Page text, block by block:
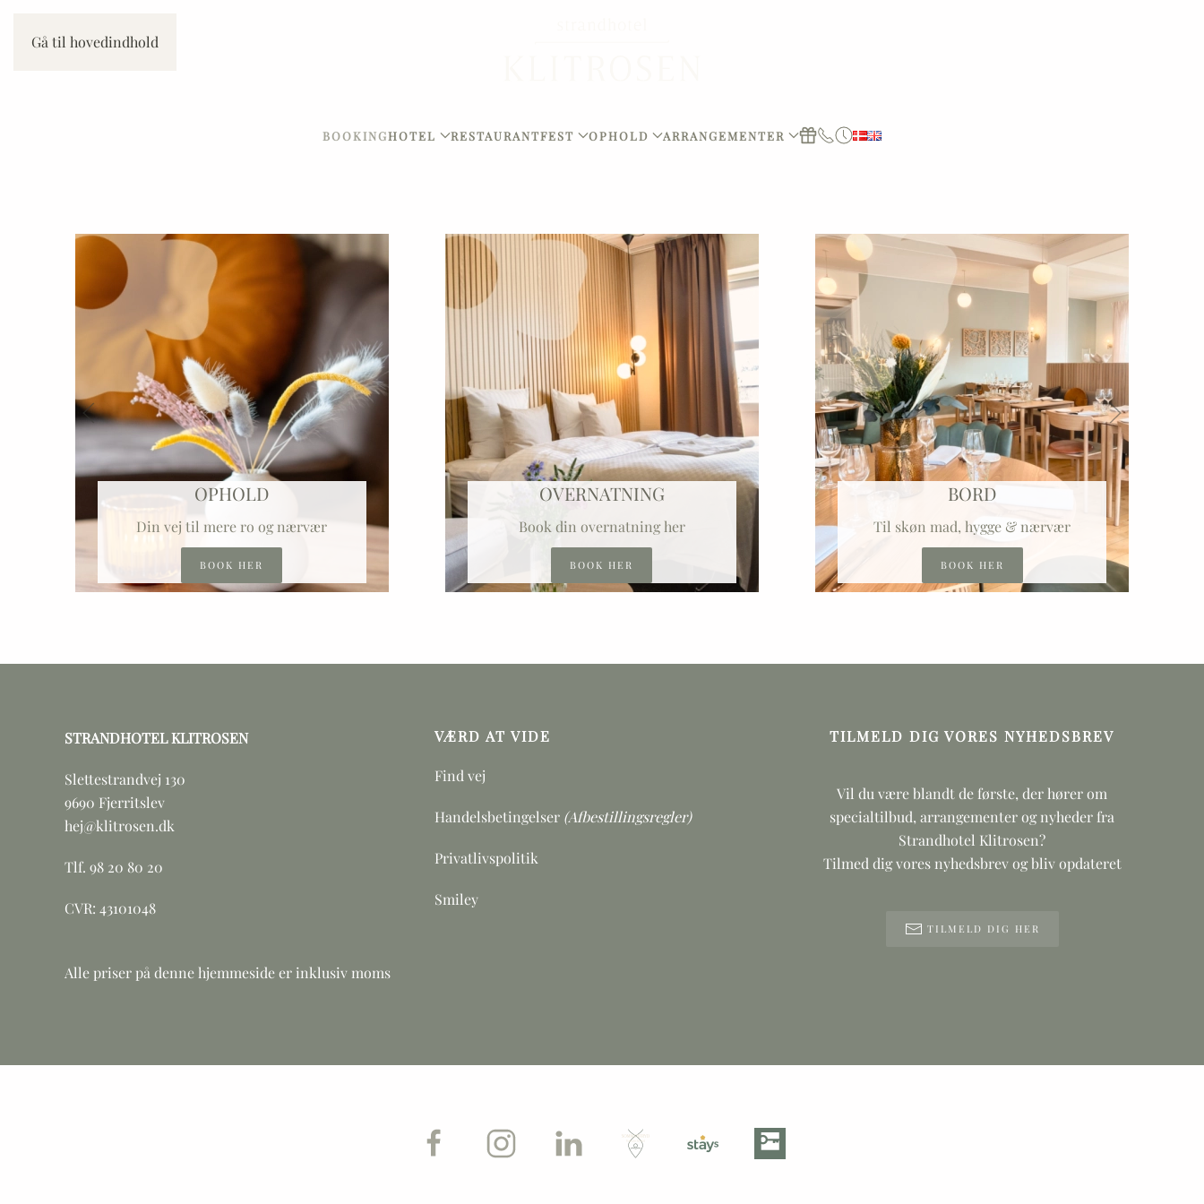
Gå til hovedindhold
BOOKINGHOTEL RESTAURANTFEST OPHOLD ARRANGEMENTER
OPHOLD
Din vej til mere ro og nærvær
BOOK HER
OVERNATNING
Book din overnatning her
BOOK HER
BORD
Til skøn mad, hygge & nærvær
BOOK HER
STRANDHOTEL KLITROSEN
Slettestrandvej 130
9690 Fjerritslev
hej@klitrosen.dk
Tlf. 98 20 80 20
CVR: 43101048
Alle priser på denne hjemmeside er inklusiv moms
VÆRD AT VIDE
Find vej
Handelsbetingelser (Afbestillingsregler)
Privatlivspolitik
Smiley
TILMELD DIG VORES NYHEDSBREV
Vil du være blandt de første, der hører om
specialtilbud, arrangementer og nyheder fra
Strandhotel Klitrosen?
Tilmed dig vores nyhedsbrev og bliv opdateret
TILMELD DIG HER